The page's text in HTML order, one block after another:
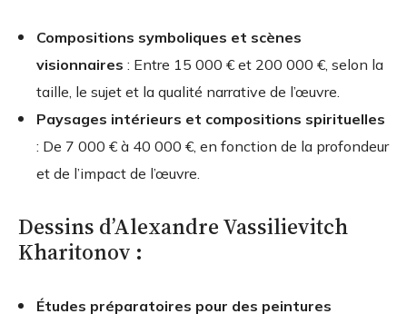
Compositions symboliques et scènes
visionnaires : Entre 15 000 € et 200 000 €, selon la
taille, le sujet et la qualité narrative de l’œuvre.
Paysages intérieurs et compositions spirituelles
: De 7 000 € à 40 000 €, en fonction de la profondeur
et de l’impact de l’œuvre.
Dessins d’Alexandre Vassilievitch
Kharitonov :
Études préparatoires pour des peintures